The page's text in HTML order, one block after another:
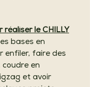
réaliser le CHILLY
bases en
enfiler, faire des
en
et avoir